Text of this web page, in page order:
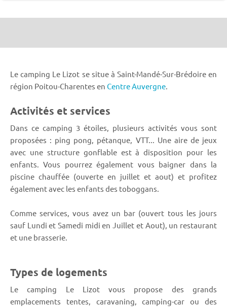
Le camping Le Lizot se situe à Saint-Mandé-Sur-Brédoire en
région Poitou-Charentes en Centre Auvergne
Activités et services
Dans ce camping 3 étoiles, plusieurs activités vous sont
proposées : ping pong, pétanque, VTT... Une aire de jeux
avec une structure gonflable est à disposition pour les
enfants. Vous pourrez également vous baigner dans la
piscine chauffée (ouverte en juillet et aout) et profitez
également avec les enfants des toboggans.
Comme services, vous avez un bar (ouvert tous les jours
sauf Lundi et Samedi midi en Juillet et Aout), un restaurant
et une brasserie.
Types de logements
Le camping Le Lizot vous propose des grands
emplacements tentes, caravaning, camping-car ou des